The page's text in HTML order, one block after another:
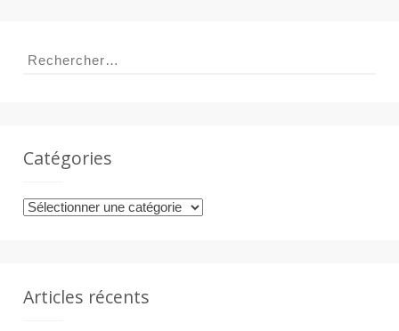
Rechercher :
Catégories
Catégories
Articles récents